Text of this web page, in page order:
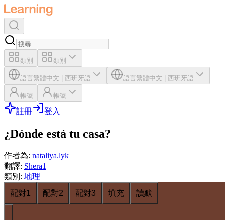
類別 類別
語言繁體中文 西班牙語 語言繁體中文 西班牙語
帳號 帳號
註冊 登入
¿Dónde está tu casa?
作者為: nataliya.lyk
翻譯: Shera1
類別 : 地理
配對1
配對2 配對3 填充 讀默